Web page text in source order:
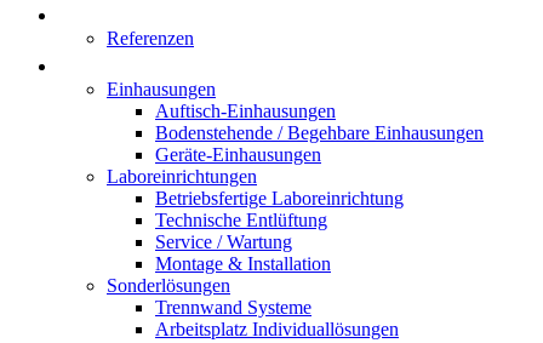
Referenzen
Einhausungen
Auftisch-Einhausungen
Bodenstehende / Begehbare Einhausungen
Geräte-Einhausungen
Laboreinrichtungen
Betriebsfertige Laboreinrichtung
Technische Entlüftung
Service / Wartung
Montage & Installation
Sonderlösungen
Trennwand Systeme
Arbeitsplatz Individuallösungen